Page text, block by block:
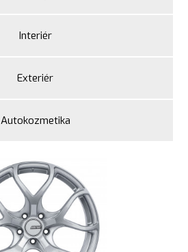
Interiér
Exteriér
Autokozmetika